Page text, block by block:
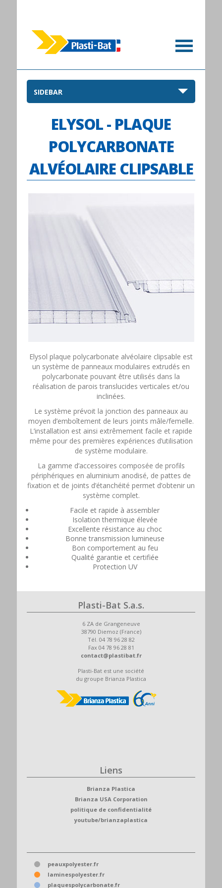
SIDEBAR
ELYSOL - PLAQUE
POLYCARBONATE
ALVÉOLAIRE CLIPSABLE
Elysol plaque polycarbonate alvéolaire clipsable est
un système de panneaux modulaires extrudés en
polycarbonate pouvant être utilisés dans la
réalisation de parois translucides verticales et/ou
inclinées.
Le système prévoit la jonction des panneaux au
moyen d’emboîtement de leurs joints mâle/femelle.
L’installation est ainsi extrêmement facile et rapide
même pour des premières expériences d’utilisation
de système modulaire.
La gamme d’accessoires composée de profils
périphériques en aluminium anodisé, de pattes de
fixation et de joints d’étanchéité permet d’obtenir un
système complet.
Facile et rapide à assembler
Isolation thermique élevée
Excellente résistance au choc
Bonne transmission lumineuse
Bon comportement au feu
Qualité garantie et certifiée
Protection UV
Plasti-Bat S.a.s.
6 ZA de Grangeneuve
38790 Diemoz (France)
Tél. 04 78 96 28 82
Fax 04 78 96 28 81
contact@plastibat.fr
Plasti-Bat est une société
du groupe Brianza Plastica
Liens
Brianza Plastica
Brianza USA Corporation
politique de confidentialité
youtube/brianzaplastica
peauxpolyester.fr
laminespolyester.fr
plaquespolycarbonate.fr